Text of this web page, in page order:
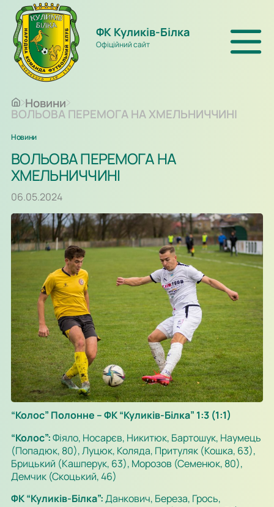
ФК Куликів-Білка
Офіційний сайт
Новини
ВОЛЬОВА ПЕРЕМОГА НА ХМЕЛЬНИЧЧИНІ
Новини
ВОЛЬОВА ПЕРЕМОГА НА
ХМЕЛЬНИЧЧИНІ
06.05.2024
“Колос” Полонне – ФК “Куликів-Білка” 1:3 (1:1)
“Колос”:Фіяло, Носарєв, Никитюк, Бартошук, Наумець
(Попадюк, 80), Луцюк, Коляда, Притуляк (Кошка, 63),
Брицький (Кашперук, 63), Морозов (Семенюк, 80),
Демчик (Скоцький, 46)
ФК “Куликів-Білка”:Данкович, Береза, Грось,